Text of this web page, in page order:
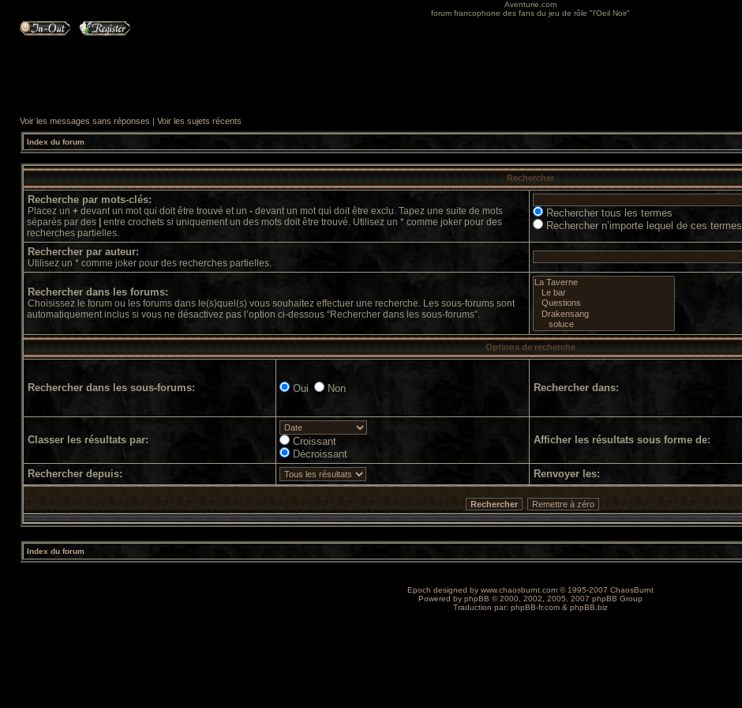
Aventurie.com
forum francophone des fans du jeu de rôle "l'Oeil Noir"
Voir les messages sans réponses | Voir les sujets récents
Index du forum
Rechercher
Recherche par mots-clés:
Placez un + devant un mot qui doit être trouvé et un - devant un mot qui doit être exclu. Tapez une suite de mots
séparés par des
entre crochets si uniquement un des mots doit être trouvé. Utilisez un * comme joker pour des
recherches partielles.
Rechercher tous les termes
Rechercher n’importe lequel de ces termes
Rechercher par auteur:
Utilisez un * comme joker pour des recherches partielles.
Rechercher dans les forums:
Choisissez le forum ou les forums dans le(s)quel(s) vous souhaitez effectuer une recherche. Les sous-forums sont
automatiquement inclus si vous ne désactivez pas l’option ci-dessous “Rechercher dans les sous-forums”.
Options de recherche
Rechercher dans les sous-forums: Oui Non Rechercher dans:
Classer les résultats par:
Croissant
Décroissant
Afficher les résultats sous forme de:
Rechercher depuis: Renvoyer les:
Index du forum
Epoch designed by www.chaosburnt.com © 1995-2007 ChaosBurnt
Powered by phpBB © 2000, 2002, 2005, 2007 phpBB Group
Traduction par: phpBB-fr.com & phpBB.biz